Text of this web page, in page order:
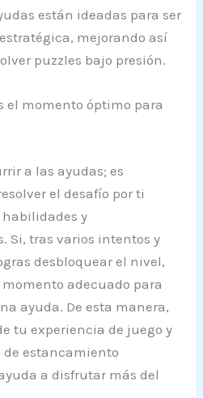
están ideadas para ser
mejorando así
puzzles bajo presión.
el momento óptimo para
a las ayudas; es
el desafío por ti
y
Si, tras varios intentos y
desbloquear el nivel,
adecuado para
ayuda. De esta manera,
tu experiencia de juego y
estancamiento
a disfrutar más del